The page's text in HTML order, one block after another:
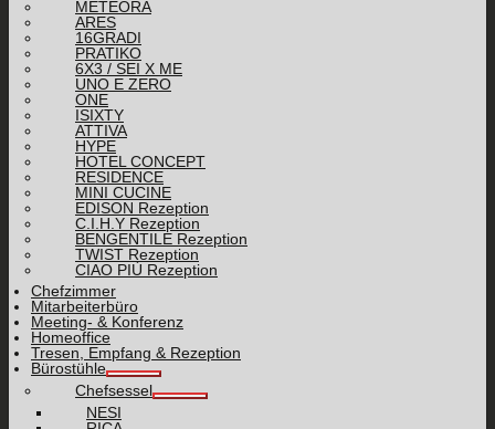
METEORA
ARES
16GRADI
PRATIKO
6X3 / SEI X ME
UNO E ZERO
ONE
ISIXTY
ATTIVA
HYPE
HOTEL CONCEPT
RESIDENCE
MINI CUCINE
EDISON Rezeption
C.I.H.Y Rezeption
BENGENTILE Rezeption
TWIST Rezeption
CIAO PIÙ Rezeption
Chefzimmer
Mitarbeiterbüro
Meeting- & Konferenz
Homeoffice
Tresen, Empfang & Rezeption
Bürostühle
Chefsessel
NESI